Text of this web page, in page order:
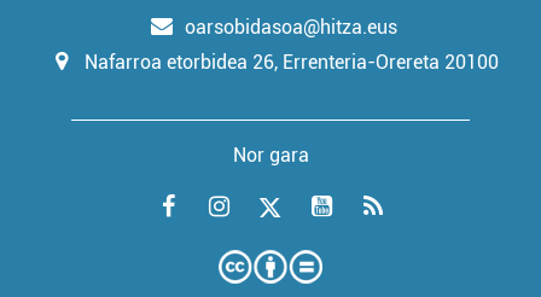
oarsobidasoa@hitza.eus
Nafarroa etorbidea 26, Errenteria-Orereta 20100
Nor gara